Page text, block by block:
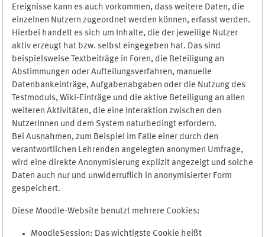
Ereignisse kann es auch vorkommen, dass weitere Daten, die
einzelnen Nutzern zugeordnet werden können, erfasst werden.
Hierbei handelt es sich um Inhalte, die der jeweilige Nutzer
aktiv erzeugt hat bzw. selbst eingegeben hat. Das sind
beispielsweise Textbeiträge in Foren, die Beteiligung an
Abstimmungen oder Aufteilungsverfahren, manuelle
Datenbankeinträge, Aufgabenabgaben oder die Nutzung des
Testmoduls, Wiki-Einträge und die aktive Beteiligung an allen
weiteren Aktivitäten, die eine Interaktion zwischen den
NutzerInnen und dem System naturbedingt erfordern.
Bei Ausnahmen, zum Beispiel im Falle einer durch den
verantwortlichen Lehrenden angelegten anonymen Umfrage,
wird eine direkte Anonymisierung explizit angezeigt und solche
Daten auch nur und unwiderruflich in anonymisierter Form
gespeichert.
Diese Moodle-Website benutzt mehrere Cookies:
MoodleSession: Das wichtigste Cookie heißt